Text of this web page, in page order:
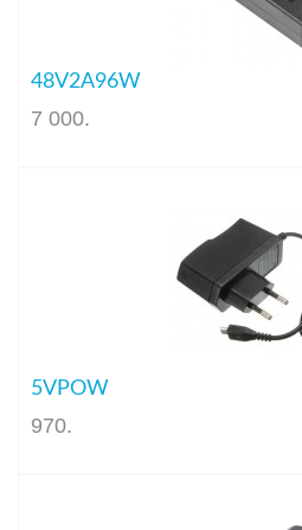
48V2A96W
7 000.
5VPOW
970.